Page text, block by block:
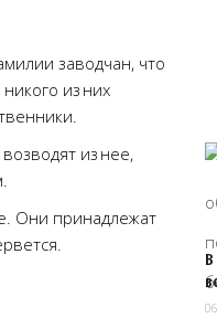
заводчан, что
из них
из нее,
Они принадлежат